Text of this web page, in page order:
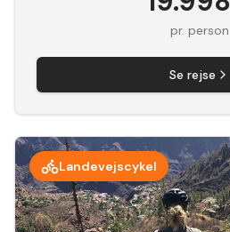
pr. person
Se rejse
Landevejscykel